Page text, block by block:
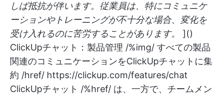
しば抵抗が伴います。従業員は、特にコミュニケ
ーションやトレーニングが不十分な場合、変化を
受け入れるのに苦労することがあります。 ]()
ClickUpチャット：製品管理 /%img/ すべての製品
関連のコミュニケーションをClickUpチャットに集
約 /href/ https://clickup.com/features/chat
ClickUpチャット /%href/ は、一方で、チームメン